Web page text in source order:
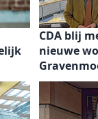
CDA blij
nieuwe